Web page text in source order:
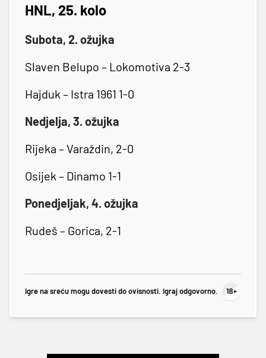
HNL, 25. kolo
Subota, 2. ožujka
Slaven Belupo – Lokomotiva 2-3
Hajduk – Istra 1961 1-0
Nedjelja, 3. ožujka
Rijeka – Varaždin, 2-0
Osijek – Dinamo 1-1
Ponedjeljak, 4. ožujka
Rudeš – Gorica, 2-1
Igre na sreću mogu dovesti do ovisnosti. Igraj odgovorno.